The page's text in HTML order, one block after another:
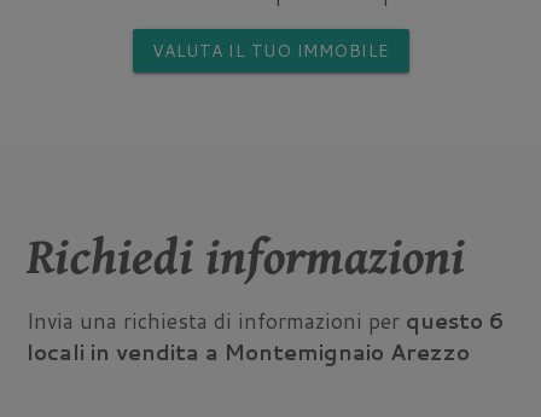
VALUTA IL TUO IMMOBILE
Richiedi informazioni
Invia una richiesta di informazioni per questo 6
locali in vendita a Montemignaio Arezzo